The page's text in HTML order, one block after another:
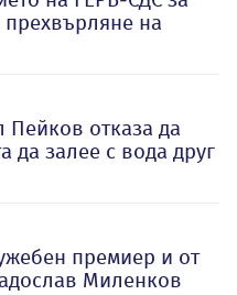
на
отказа да
да залее с вода друг
премиер и от
Миленков